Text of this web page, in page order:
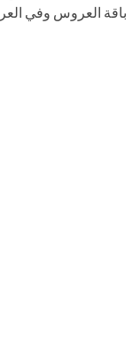
باقة العروس وفي